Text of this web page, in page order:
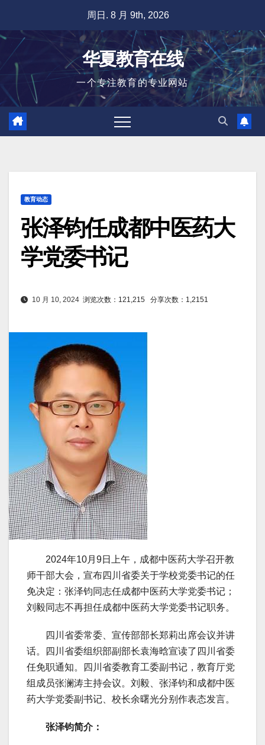
容
周日. 8 月 9th, 2026
华夏教育在线
一个专注教育的专业网站
教育动态
张泽钧任成都中医药大
学党委书记
10 月 10, 2024 浏览次数：121,215 分享次数：1,2151
2024年10月9日上午，成都中医药大学召开教
师干部大会，宣布四川省委关于学校党委书记的任
免决定：张泽钧同志任成都中医药大学党委书记；
刘毅同志不再担任成都中医药大学党委书记职务。
四川省委常委、宣传部部长郑莉出席会议并讲
话。四川省委组织部副部长袁海晗宣读了四川省委
任免职通知。四川省委教育工委副书记，教育厅党
组成员张澜涛主持会议。刘毅、张泽钧和成都中医
药大学党委副书记、校长余曙光分别作表态发言。
张泽钧简介：